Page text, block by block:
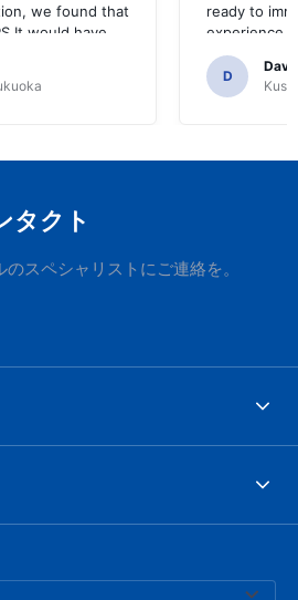
we found that
would have
decided to buy
to navigate
ready to
experience
renting
D
タクト
スペシャリストにご連絡を。